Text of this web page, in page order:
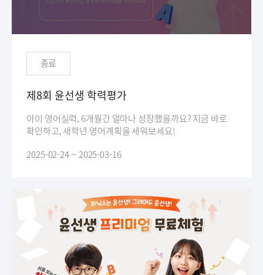
종료
제8회 윤선생 학력평가
아이 영어실력, 6개월간 얼마나 성장했을까요? 지금 바로
확인하고, 새학년 영어계획을 세워보세요!
2025-02-24 ~ 2025-03-16